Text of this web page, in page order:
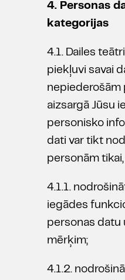
4. Personas
kategorijas
4.1. Dailes
piekļuvi savai
nepiederošām
aizsargā Jūsu
personisko
dati var tikt
personām tikai,
4.1.1.
iegādes
personas datu
mērķim;
4.1.2.